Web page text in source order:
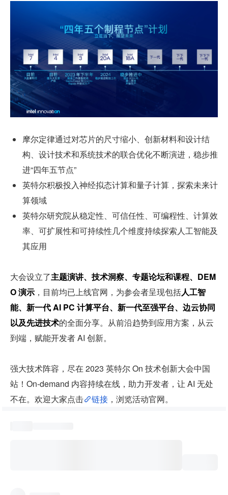
摩尔定律通过对芯片的尺寸缩小、创新材料和设计结
构、设计技术和系统技术的联合优化不断演进，稳步推
进“四年五节点”
英特尔积极投入神经拟态计算和量子计算，探索未来计
算领域
英特尔研究院从稳定性、可信任性、可编程性、计算效
率、可扩展性和可持续性几个维度持续探索人工智能及
其应用
大会设立了主题演讲、技术洞察、专题论坛和课程、DEM
O 演示 ，目前均已上线官网，为参会者呈现包括人工智
能、新一代 AI PC 计算平台、新一代至强平台、边云协同
以及先进技术的全面分享。从前沿趋势到应用方案，从云
到端，赋能开发者 AI 创新。
强大技术阵容，尽在 2023 英特尔 On 技术创新大会中国
站！On-demand 内容持续在线，助力开发者，让 AI 无处
不在。欢迎大家点击
链接 ，浏览活动官网。